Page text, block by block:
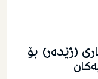
(ژێدەر) بۆ